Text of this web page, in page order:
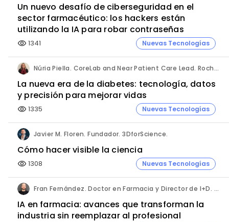
Un nuevo desafío de ciberseguridad en el
sector farmacéutico: los hackers están
utilizando la IA para robar contraseñas
visibility 1341 Nuevas Tecnologías
Núria Piella. CoreLab and Near Patient Care Lead. Roche Diagnostics España.
La nueva era de la diabetes: tecnología, datos
y precisión para mejorar vidas
visibility 1335 Nuevas Tecnologías
Javier M. Floren. Fundador. 3DforScience.
Cómo hacer visible la ciencia
visibility 1308 Nuevas Tecnologías
Fran Fernández. Doctor en Farmacia y Director de I+D. Labiana
IA en farmacia: avances que transforman la
industria sin reemplazar al profesional